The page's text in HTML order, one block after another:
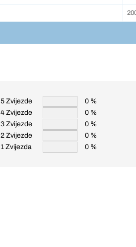
5 Zvijezde
0 %
4 Zvijezde
0 %
3 Zvijezde
0 %
2 Zvijezde
0 %
1 Zvijezda
0 %